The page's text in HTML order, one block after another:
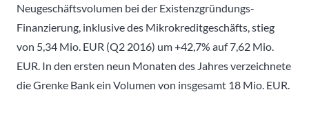
Neugeschäftsvolumen bei der Existenzgründungs-
Finanzierung, inklusive des Mikrokreditgeschäfts, stieg
von 5,34 Mio. EUR (Q2 2016) um +42,7% auf 7,62 Mio.
EUR. In den ersten neun Monaten des Jahres verzeichnete
die Grenke Bank ein Volumen von insgesamt 18 Mio. EUR.